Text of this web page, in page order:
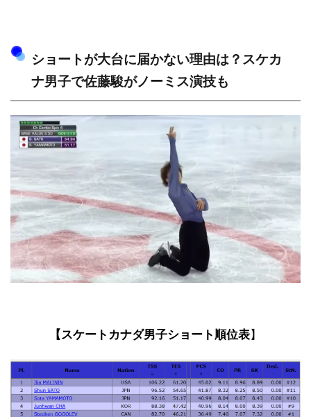
ショートが大台に届かない理由は？スケカ
ナ男子で佐藤駿がノーミス演技も
【スケートカナダ男子ショート順位表】